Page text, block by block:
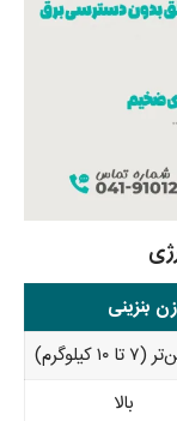
بنزینی
کیلوگرم)
بالا